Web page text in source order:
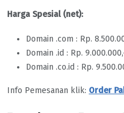
Harga Spesial (net):
Domain .com : Rp.
Domain .id : Rp.
Domain .co.id : Rp.
Info Pemesanan klik: Order